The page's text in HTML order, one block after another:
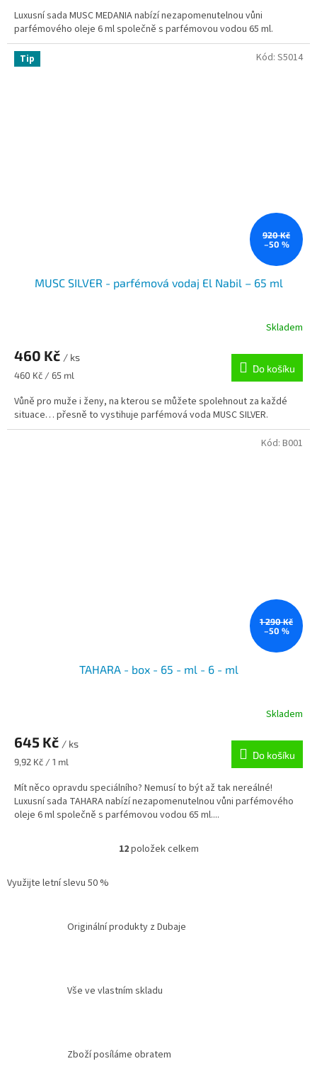
Luxusní sada MUSC MEDANIA nabízí nezapomenutelnou vůni
parfémového oleje 6 ml společně s parfémovou vodou 65 ml.
Tip
920 Kč
–50 %
MUSC SILVER - parfémová vodaj El Nabil – 65 ml
Skladem
460 Kč / ks
Měrná
460 Kč / 65 ml
Do košíku
Vůně pro muže i ženy, na kterou se můžete spolehnout za každé
situace… přesně to vystihuje parfémová voda MUSC SILVER.
Kód: S5014
1 290 Kč
–50 %
TAHARA - box - 65 - ml - 6 - ml
Skladem
645 Kč / ks
Měrná
9,92 Kč / 1 ml
Do košíku
Mít něco opravdu speciálního? Nemusí to být až tak nereálné!
Luxusní sada TAHARA nabízí nezapomenutelnou vůni parfémového
oleje 6 ml společně s parfémovou vodou 65 ml....
Kód: B001
O
a
v
p
12položek celkem
Využijte letní slevu 50 %
Originální produkty z Dubaje
Vše ve vlastním skladu
Zboží posíláme obratem